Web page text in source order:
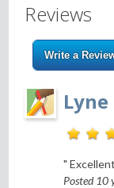
Reviews
Write a
"
Posted 10